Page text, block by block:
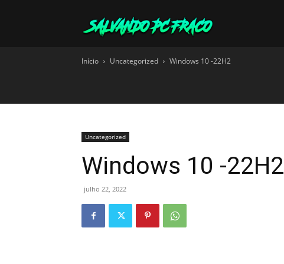
Início Uncategorized Windows 10 -22H2
Uncategorized
Windows 10 -22H2
julho 22, 2022